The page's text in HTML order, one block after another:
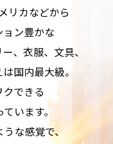
リカなどから
ン豊かな
、衣服、文具、
国内最大級。
できる
います。
な感覚で、